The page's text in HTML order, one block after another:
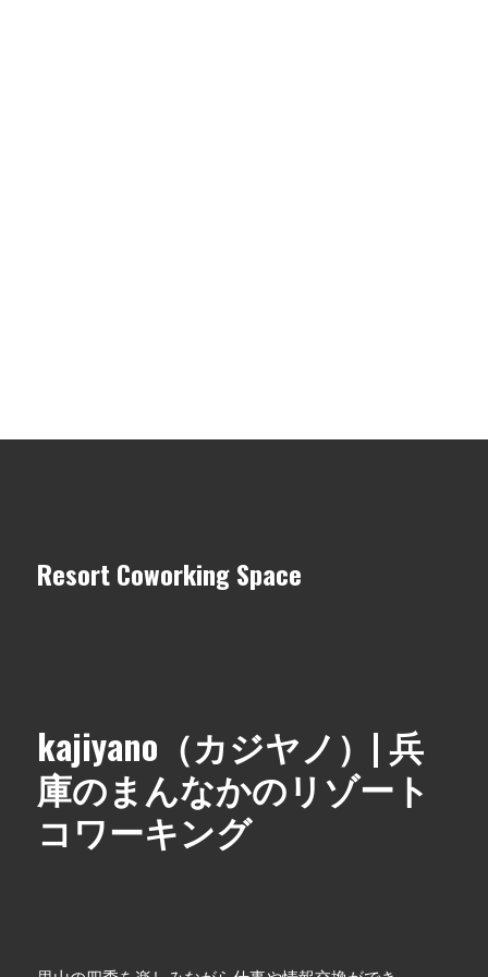
Resort Coworking Space
kajiyano（カジヤノ）| 兵
庫のまんなかのリゾート
コワーキング